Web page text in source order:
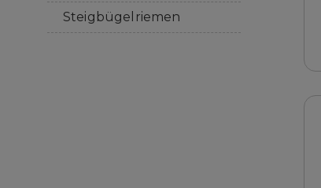
Steigbügelriemen